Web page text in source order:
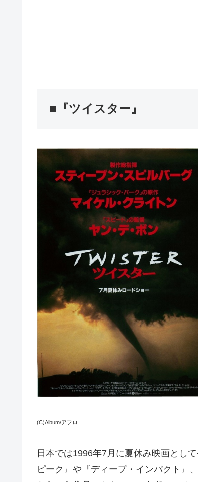
■『ツイスター』
(C)Album/アフロ
日本では1996年7月に夏休み映画とし
ピーク』や『ディープ・インパクト』